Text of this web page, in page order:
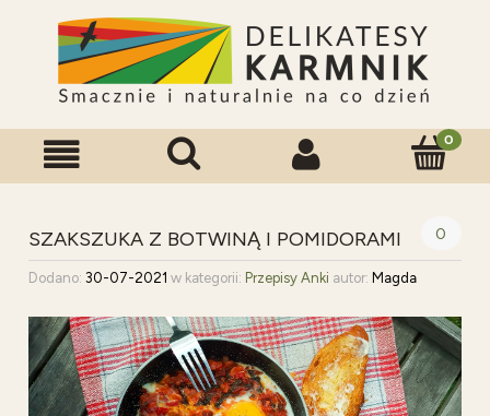
SZAKSZUKA Z BOTWINĄ I POMIDORAMI 0
Dodano: 30-07-2021 w kategorii: Przepisy Anki autor: Magda